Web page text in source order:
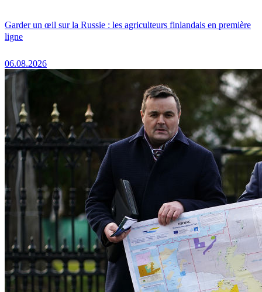
Garder un œil sur la Russie : les agriculteurs finlandais en première
ligne
06.08.2026